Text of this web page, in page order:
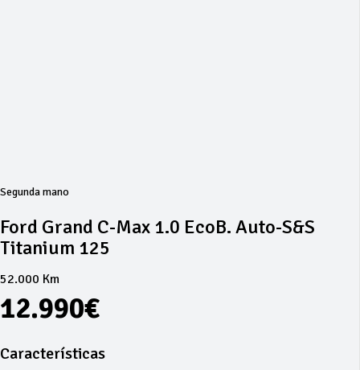
Segunda mano
Ford Grand C-Max 1.0 EcoB. Auto-S&S
Titanium 125
52.000 Km
12.990€
Características